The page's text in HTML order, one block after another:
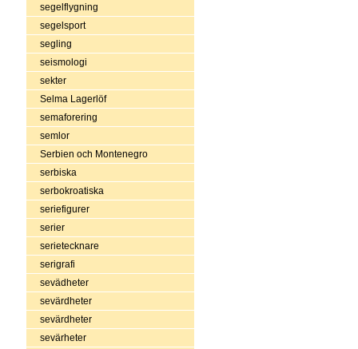
segelflygning
segelsport
segling
seismologi
sekter
Selma Lagerlöf
semaforering
semlor
Serbien och Montenegro
serbiska
serbokroatiska
seriefigurer
serier
serietecknare
serigrafi
sevädheter
sevärdheter
sevärdheter
sevärheter